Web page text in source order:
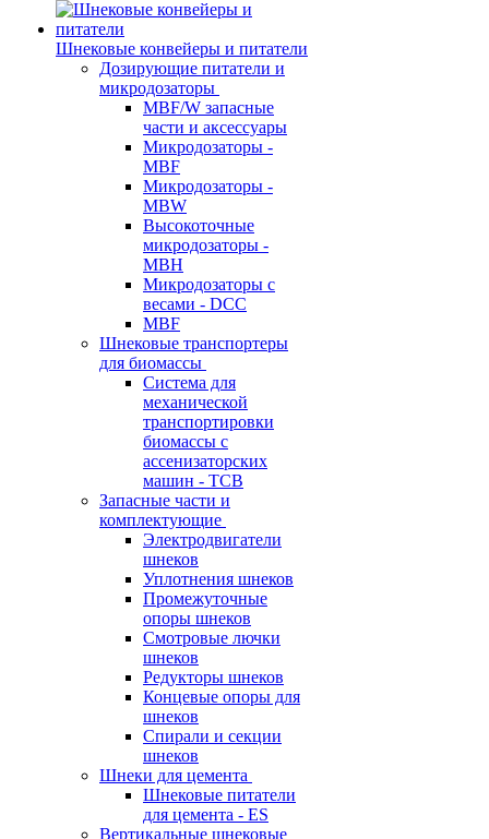
Шнековые конвейеры и питатели
Дозирующие питатели и
микродозаторы
MBF/W запасные
части и аксессуары
Микродозаторы -
MBF
Микродозаторы -
MBW
Высокоточные
микродозаторы -
MBH
Микродозаторы с
весами - DCC
MBF
Шнековые транспортеры
для биомассы
Система для
механической
транспортировки
биомассы с
ассенизаторских
машин - TCB
Запасные части и
комплектующие
Электродвигатели
шнеков
Уплотнения шнеков
Промежуточные
опоры шнеков
Смотровые лючки
шнеков
Редукторы шнеков
Концевые опоры для
шнеков
Спирали и секции
шнеков
Шнеки для цемента
Шнековые питатели
для цемента - ES
Вертикальные шнековые